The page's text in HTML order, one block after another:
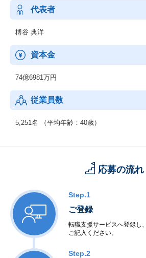
代表者
榑谷 典洋
資本金
74億6981万円
従業員数
5,251名 （平均年齢：40歳）
応募の流れ
Step.1
ご登録
転職支援サービスへ登録し
ご記入ください。
Step.2